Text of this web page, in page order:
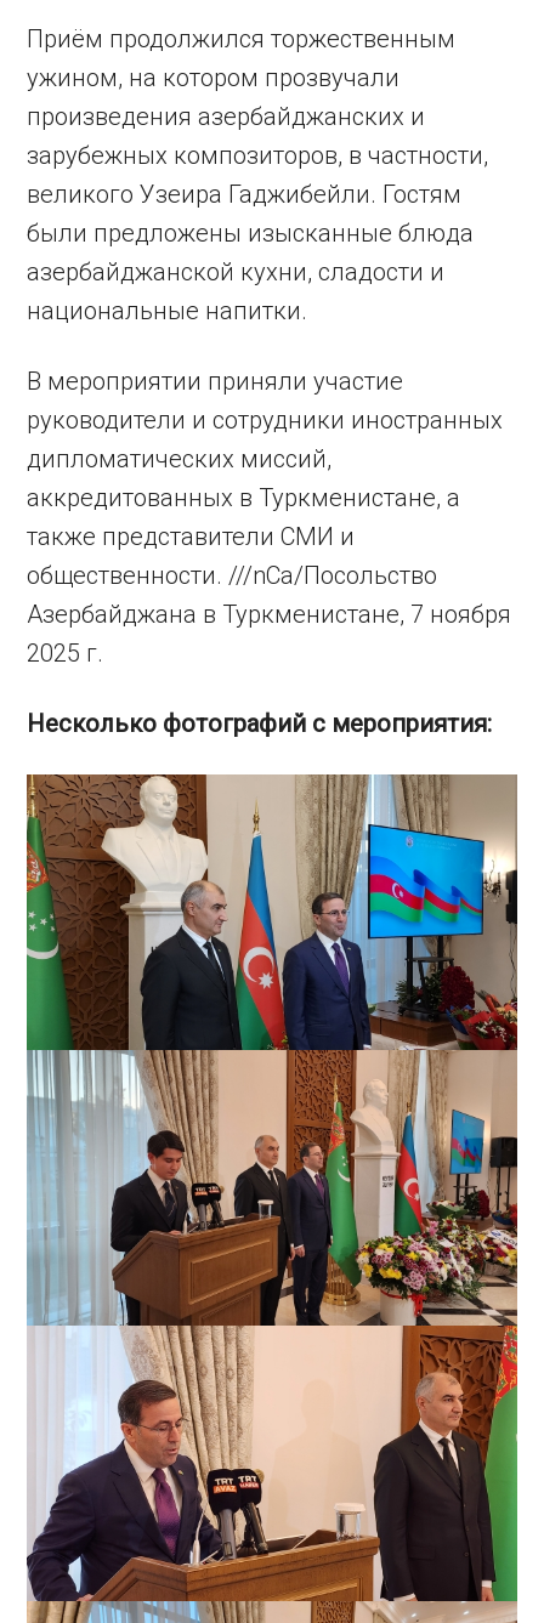
Приём продолжился торжественным
ужином, на котором прозвучали
произведения азербайджанских и
зарубежных композиторов, в частности,
великого Узеира Гаджибейли. Гостям
были предложены изысканные блюда
азербайджанской кухни, сладости и
национальные напитки.
В мероприятии приняли участие
руководители и сотрудники иностранных
дипломатических миссий,
аккредитованных в Туркменистане, а
также представители СМИ и
общественности. ///nCa/Посольство
Азербайджана в Туркменистане, 7 ноября
2025 г.
Несколько фотографий с мероприятия: